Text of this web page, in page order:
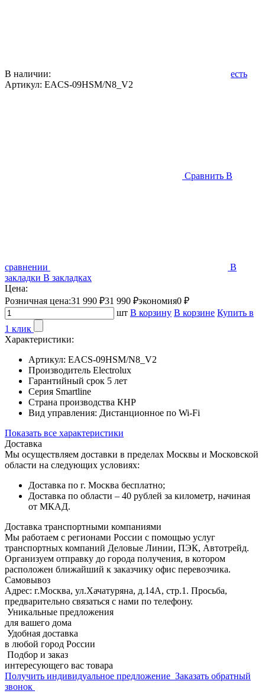
В наличии:
есть
Артикул: EACS-09HSM/N8_V2
Сравнить В
сравнении
В
закладки В закладках
Цена:
Розничная цена:31 990 ₽31 990 ₽экономия0 ₽
шт В корзину В корзине Купить в
1 клик
Характеристики:
Артикул: EACS-09HSM/N8_V2
Производитель Electrolux
Гарантийный срок 5 лет
Серия Smartline
Страна производства КНР
Вид управления: Дистанционное по Wi-Fi
Показать все характеристики
Доставка
Мы осуществляем доставки в пределах Москвы и Московской
области на следующих условиях:
Доставка по г. Москва бесплатно;
Доставка по области – 40 рублей за километр, начиная
от МКАД.
Доставка транспортными компаниями
Мы работаем с регионами России с помощью услуг
транспортных компаний Деловые Линии, ПЭК, Автотрейд.
Организуем отправку до города получения, в котором
расположен ближайший к заказчику офис перевозчика.
Самовывоз
Адрес: г.Москва, ул.Хачатуряна, д.14А, стр.1. Просьба,
предварительно связаться с нами по телефону.
Уникальные предложения
для вашего дома
Удобная доставка
в любой город России
Подбор и заказ
интересующего вас товара
Получить индивидуальное предложение Заказать обратный
звонок